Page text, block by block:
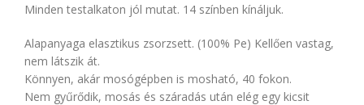
Minden testalkaton jól mutat. 14 színben kínáljuk.
Alapanyaga elasztikus zsorzsett. (100% Pe) Kellően vastag,
nem látszik át.
Könnyen, akár mosógépben is mosható, 40 fokon.
Nem gyűrődik, mosás és száradás után elég egy kicsit